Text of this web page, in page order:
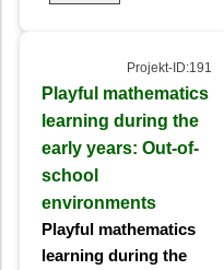
Projekt-ID:191
Playful mathematics
learning during the
early years: Out-of-
school
environments
Playful mathematics
learning during the